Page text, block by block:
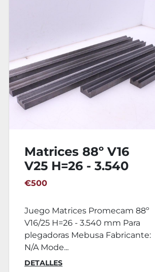
Matrices 88º V16
V25 H=26 - 3.540
mm
€500
Juego Matrices Promecam 88º
V16/25 H=26 - 3.540 mm Para
plegadoras Mebusa Fabricante:
N/A Mode...
DETALLES